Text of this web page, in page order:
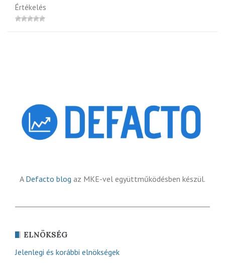
Értékelés
A Defacto blog az MKE-vel együttműködésben készül.
ELNÖKSÉG
Jelenlegi és korábbi elnökségek